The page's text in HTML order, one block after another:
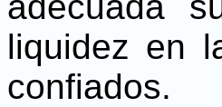
liquidez en
confiados.